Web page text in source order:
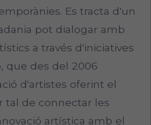
Es tracta d'un
pot dialogar amb
a través d'iniciatives
que des del 2006
d'artistes oferint el
tal de connectar les
artística amb el